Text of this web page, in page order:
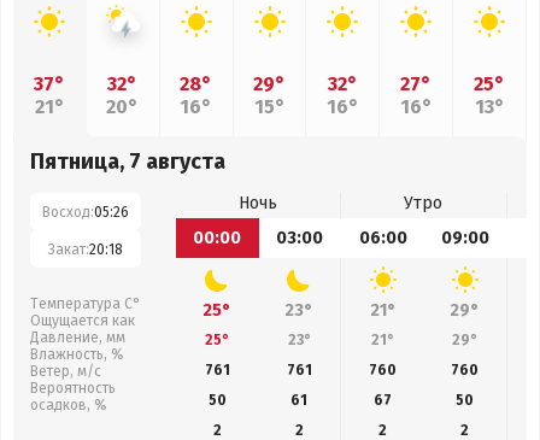
37°
21°
32°
20°
28°
16°
29°
15°
32°
16°
27°
16°
25°
13°
Пятница, 7 августа
Восход:05:26
Закат:20:18
Температура С°
Ощущается как
Давление, мм
Влажность, %
Ветер, м/с
Вероятность
осадков, %
Ночь
Утро
00:00
03:00 06:00 09:00
25° 23° 21° 29°
25° 23° 21° 29°
761
761 760 760
50
61 67
50
2
2 2
2